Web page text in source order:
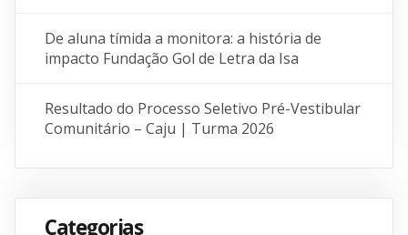
De aluna tímida a monitora: a história de
impacto Fundação Gol de Letra da Isa
Resultado do Processo Seletivo Pré-Vestibular
Comunitário – Caju | Turma 2026
Categorias